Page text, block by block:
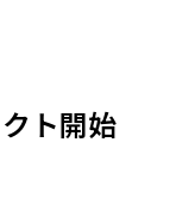
ト開始